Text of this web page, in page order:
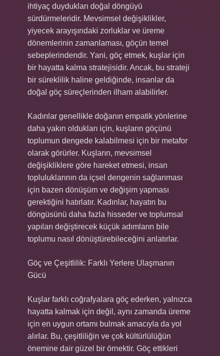
ihtiyaç duydukları doğal döngüyü
sürdürmeleridir. Mevsimsel değişiklikler,
yiyecek arayışındaki zorluklar ve üreme
dönemlerinin zamanlaması, göçün temel
sebeplerindendir. Yani, göç etmek, kuşlar için
bir hayatta kalma stratejisidir. Ancak, bu strateji
bir süreklilik haline geldiğinde, insanlar da
doğal göç süreçlerinden ilham alabilirler.
Kadınlar genellikle doğanın empatik yönlerine
daha yakın oldukları için, kuşların göçünü
toplumun dengede kalabilmesi için bir metafor
olarak görürler. Kuşların, mevsimsel
değişikliklere göre hareket etmesi, insan
topluluklarının da içsel dengenin sağlanması
için bazen dönüşüm ve değişim yapması
gerektiğini hatırlatır. Kadınlar, hayatın bu
döngüsünü daha fazla hisseder ve toplumsal
yapıları değiştirecek küçük adımların bile
toplumu nasıl dönüştürebileceğini anlatırlar.
Göç ve Çeşitlilik: Farklı Yerlere Ulaşmanın
Gücü
Kuşlar farklı coğrafyalara göç ederken, yalnızca
hayatta kalmak için değil, aynı zamanda üreme
için en uygun ortamı bulmak amacıyla da yol
alırlar. Bu, çeşitliliğin ve çok kültürlülüğün
önemine dair güzel bir örnektir. Göç ettikleri